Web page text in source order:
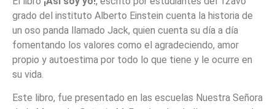
grado del instituto Alberto Einstein cuenta la historia de
un oso panda llamado Jack, quien cuenta su día a día
fomentando los valores como el agradeciendo, amor
propio y autoestima por todo lo que tiene y le ocurre en
su vida.
Este libro, fue presentado en las escuelas Nuestra Señora